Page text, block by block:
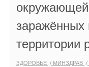
заражённых
территории
ЗДОРОВЬЕ МИНЗДРАВ